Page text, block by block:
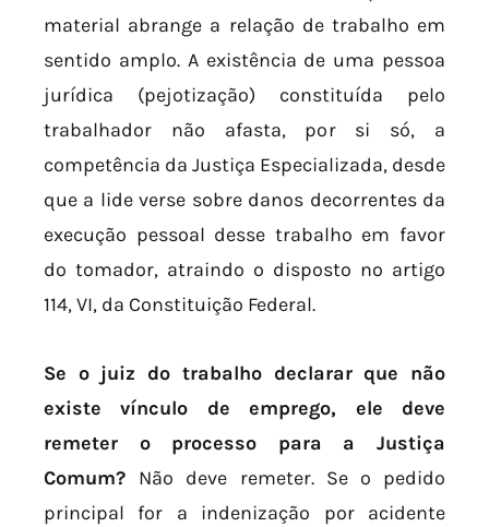
material abrange a relação de trabalho em
sentido amplo. A existência de uma pessoa
jurídica (pejotização) constituída pelo
trabalhador não afasta, por si só, a
competência da Justiça Especializada, desde
que a lide verse sobre danos decorrentes da
execução pessoal desse trabalho em favor
do tomador, atraindo o disposto no artigo
114, VI, da Constituição Federal.
Se o juiz do trabalho declarar que não
existe vínculo de emprego, ele deve
remeter o processo para a Justiça
Comum? Não deve remeter. Se o pedido
principal for a indenização por acidente